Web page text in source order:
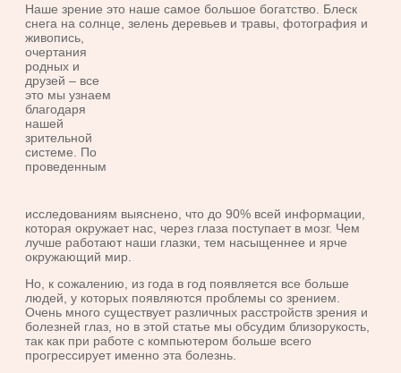
Наше зрение это наше самое большое богатство. Блеск
снега на солнце, зелень деревьев и травы, фотография и
живопись,
очертания
родных и
друзей – все
это мы узнаем
благодаря
нашей
зрительной
системе. По
проведенным
исследованиям выяснено, что до 90% всей информации,
которая окружает нас, через глаза поступает в мозг. Чем
лучше работают наши глазки, тем насыщеннее и ярче
окружающий мир.
Но, к сожалению, из года в год появляется все больше
людей, у которых появляются проблемы со зрением.
Очень много существует различных расстройств зрения и
болезней глаз, но в этой статье мы обсудим близорукость,
так как при работе с компьютером больше всего
прогрессирует именно эта болезнь.